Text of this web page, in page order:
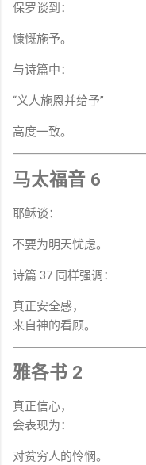
保罗谈到：
慷慨施予。
与诗篇中：
“义人施恩并给予”
高度一致。
马太福音 6
耶稣谈：
不要为明天忧虑。
诗篇 37 同样强调：
真正安全感，
来自神的看顾。
雅各书 2
真正信心，
会表现为：
对贫穷人的怜悯。